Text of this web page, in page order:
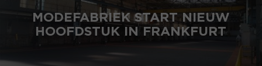
MODEFABRIEK START NIEUW
HOOFDSTUK IN FRANKFURT